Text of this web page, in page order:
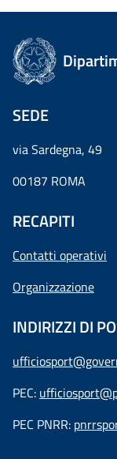
SEDE
via Sardegna, 49
00187 ROMA
RECAPITI
Contatti operativi
Organizzazione
INDIRIZZI DI
PEC:
PEC PNRR: